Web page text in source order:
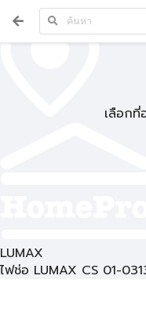
เลือก
LUMAX
ไฟช่อ LUMAX CS 01-